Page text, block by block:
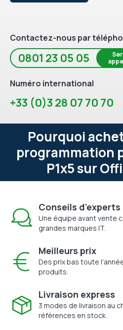
Contactez-nous par
0801 23 05 05
Numéro international
+33 (0)3 28 07 70 70
Pourquoi
programmation
P1x5 sur
Conseils d'experts
Une équipe avant vente
grandes marques IT.
Meilleurs prix
Des prix bas toute
produits.
Livraison express
3 modes de livraison au
références en stock.